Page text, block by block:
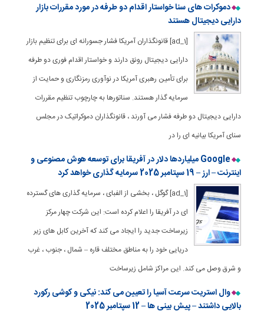
دموکرات های سنا خواستار اقدام دو طرفه در مورد مقررات بازار
دارایی دیجیتال هستند
[ad_1] قانونگذاران آمریكا فشار جسورانه ای برای تنظیم بازار
دارایی دیجیتال رونق دارند و خواستار اقدام فوری دو طرفه
برای تأمین رهبری آمریكا در نوآوری رمزنگاری و حمایت از
سرمایه گذار هستند. سناتورها به چارچوب تنظیم مقررات
دارایی دیجیتال دو طرفه فشار می آورند ، قانونگذاران دموکراتیک در مجلس
سنای آمریکا بیانیه ای را در
Google میلیاردها دلار در آفریقا برای توسعه هوش مصنوعی و
اینترنت – ارز – 19 سپتامبر 2025 سرمایه گذاری خواهد کرد
[ad_1] گوگل ، بخشی از الفبای ، سرمایه گذاری های گسترده
ای در آفریقا را اعلام کرده است: این شرکت چهار مرکز
زیرساخت جدید را ایجاد می کند که آخرین کابل های زیر
دریایی خود را به مناطق مختلف قاره – شمال ، جنوب ، غرب
و شرق وصل می کند. این مراکز شامل زیرساخت
وال استریت سرعت آسیا را تعیین می کند: نیکی و کوشی رکورد
بالایی داشتند – پیش بینی ها – 12 سپتامبر 2025